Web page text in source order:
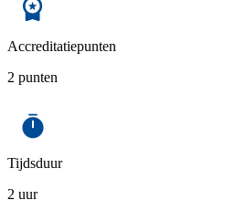
Accreditatiepunten
2 punten
Tijdsduur
2 uur